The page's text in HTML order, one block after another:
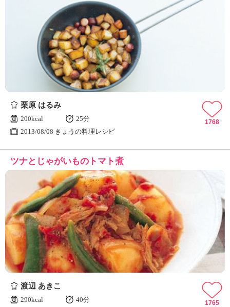
栗原 はるみ
200kcal
25分
2013/08/08 きょうの料理レシピ
1768
ツナとじゃがいものトマト煮
渡辺 あきこ
290kcal
40分
1765